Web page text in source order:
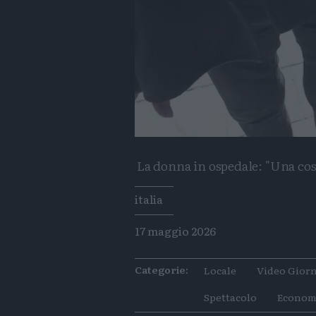
La donna in ospedale: "Una
Tags
italia
17 maggio 2026
Categorie: Locale Video
Spettacolo